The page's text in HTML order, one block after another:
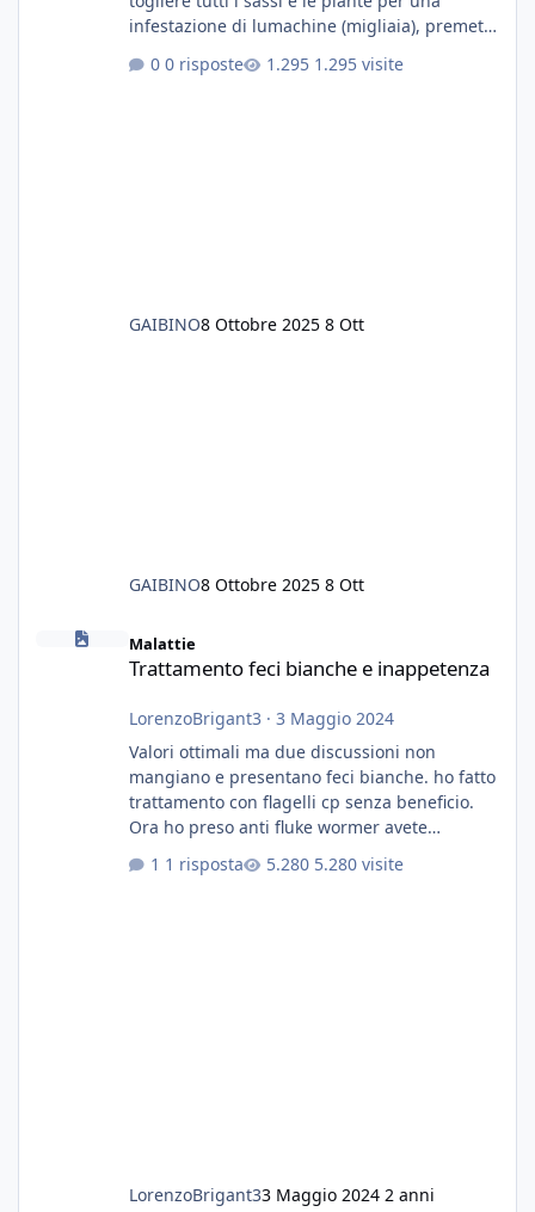
infestazione di lumachine (migliaia), premetto
cardinali, e tre pulitori in una vasca con 200
0 risposte 1.295 visite
GAIBINO8 Ottobre 2025 8 Ott
GAIBINO8 Ottobre 2025 8 Ott
Malattie
Trattamento feci bianche e inappetenza
LorenzoBrigant3 · 3 Maggio 2024
Valori ottimali ma due discussioni non
mangiano e presentano feci bianche. ho fatto
trattamento con flagelli cp senza beneficio.
Ora ho preso anti fluke wormer avete
sostanza
1 risposta 5.280 visite
LorenzoBrigant33 Maggio 2024 2 anni